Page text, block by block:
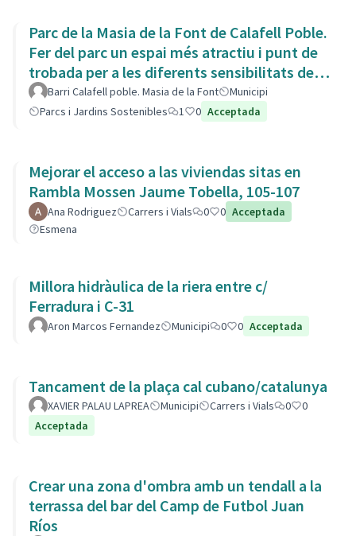
Parc de la Masia de la Font de Calafell Poble.
Fer del parc un espai més atractiu i punt de
trobada per a les diferents sensibilitats del
barri.Barri Calafell poble. Masia de la Font
Municipi
Parcs i Jardins Sostenibles
1 0 Acceptada
Mejorar el acceso a las viviendas sitas en
Rambla Mossen Jaume Tobella, 105-107
Ana Rodriguez Carrers i Vials 0 0 Acceptada
Esmena
Millora hidràulica de la riera entre c/
Ferradura i C-31
Aron Marcos Fernandez Municipi 0 0 Acceptada
Tancament de la plaça cal cubano/catalunya
XAVIER PALAU LAPREA Municipi Carrers i Vials 0
0
Acceptada
Crear una zona d'ombra amb un tendall a la
terrassa del bar del Camp de Futbol Juan
Ríos